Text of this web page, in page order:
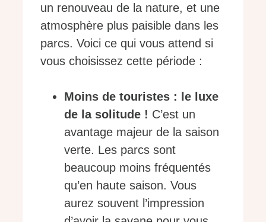
un renouveau de la nature, et une
atmosphère plus paisible dans les
parcs. Voici ce qui vous attend si
vous choisissez cette période :
Moins de touristes : le luxe
de la solitude ! C’est un
avantage majeur de la saison
verte. Les parcs sont
beaucoup moins fréquentés
qu’en haute saison. Vous
aurez souvent l’impression